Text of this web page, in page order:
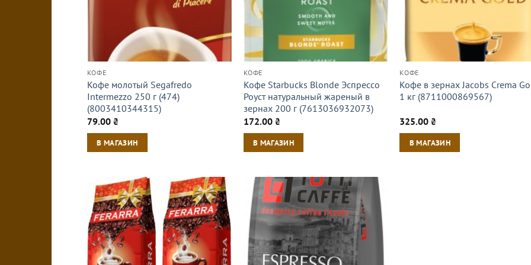
КОФЕ
Кофе молотый Segafredo
Intermezzo 250 г (474)
(8003410344315)
79.00 ₴
В МАГАЗИН
КОФЕ
Кофе Starbucks Blonde Эспрессо
Роуст натуральный жареный в
зернах 200 г (7613036932073)
172.00 ₴
В МАГАЗИН
КОФЕ
Кофе в зернах Jacobs Crema
1 кг (8711000869567)
325.00₴
В МАГАЗИН